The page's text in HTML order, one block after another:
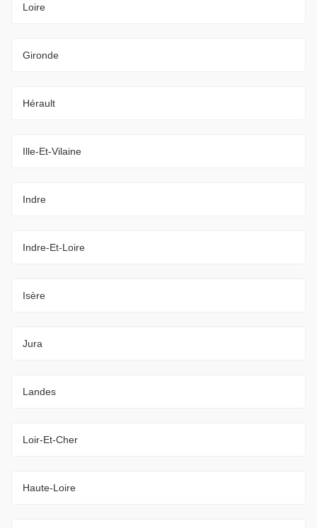
Loire
Gironde
Hérault
Ille-Et-Vilaine
Indre
Indre-Et-Loire
Isère
Jura
Landes
Loir-Et-Cher
Haute-Loire